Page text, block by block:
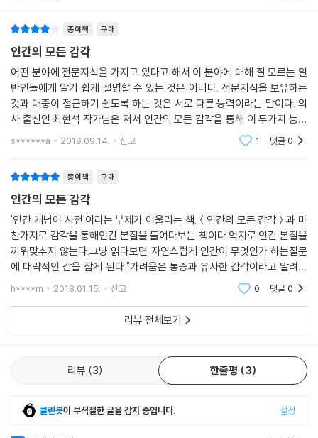
- 감각과 예술의 상관관계
키리코의 그림은 몽환적인 화풍으로 초현실주의에 많은 영향을 미쳤다. 그
런데 그는 편두통에 의한 심한 전조 증상에 시달렸다. 과연 그의 그림은 예
술적 상상력이 발현한 결과일까, 아니면 그가 본 현실일까? 쇠라는 화면에
색이 다른 점을 찍어서 햇볕을 받은 순간의 풍경과 동일한 느낌을 보여 주
고자 했다. 그는 왜 팔레트가 아닌 시신경에서 색을 섞는 작업을 한 것일
까? 프랑스의 작곡가 모리스 라벨은 음악상실증에 걸렸다. 병에 걸린 뒤에
도 예전에 자신이 만든 곡을 연주할 수는 있었지만 음악적 심상은 표현되
는 어디에서 기인하는 것일까?
세상에서 뇌까지, 뇌에서 마음까지
- 신경세포의 흥분은 어떻게 감각이 되는가?
보다, 듣다, 냄새 맡다, 맛보다, 느끼다… 이와 같은 감각이 일어나는 과정
은 곧 외부의 자극이 전기에너지로 바뀌어 전달되는 과정이다. 순차적인
신경세포의 흥분으로 자극이 뇌까지 전달되면서 ‘지각’이 발생한다. 결국
뇌는 전기에너지를 받아들일 뿐이다. 그렇게 몸은 전기로 말을 하고, 마음
은 그 전달사항을 분석?해석한다.
사실 뇌에 표상된 지각은 그 사물과 관련된 어떤 것이지 그 사물 자체는 아
니다. 감각-지각 과정을 통해 외부 세상의 정보는 신경계가 다룰 수 있는
방식으로 전환되고, 우리의 신경계와 뇌는 우리의 경험을 만들어 가기 때
착각과 허구의 경험이 만들어내는 실재
종이책 구매
인간의 모든 감각
어떤 분야에 전문지식을 가지고 있다고 해서 이 분야에 대해 잘 모르는 일
반인들에게 알기 쉽게 설명할 수 있는 것은 아니다. 전문지식을 보유하는
것과 대중이 접근하기 쉽도록 하는 것은 서로 다른 능력이라는 말이다. 의
사 출신인 최현석 작가님은 저서 인간의 모든 감각을 통해 이 두가지 능력
을 유감없이 보여주고 있다. 문장이 약간은 무미건조하나 간결하고, 내용
s******a 2019.09.14. 신고 1 댓글0
종이책 구매
인간의 모든 감각
'인간 개념어 사전'이라는 부제가 어울리는 책.＜인간의 모든 감각＞과 마
찬가지로 감각을 통해인간 본질을 들여다보는 책이다.억지로 인간 본질을
끼워맞추지 않는다.그냥 읽다보면 자연스럽게 인간이 무엇인가 하는질문
에 대략적인 감을 잡게 된다."가려움은 통증과 유사한 감각이라고 알려져
왔다. 가벼운 자극은 가려움을 일으키고 강한 자극은 통증을 유발한다는
h****m 2018.01.15. 신고 0 댓글0
리뷰 전체보기
리뷰 3 한줄평 3
클린봇이 부적절한 글을 감지 중입니다. 설정